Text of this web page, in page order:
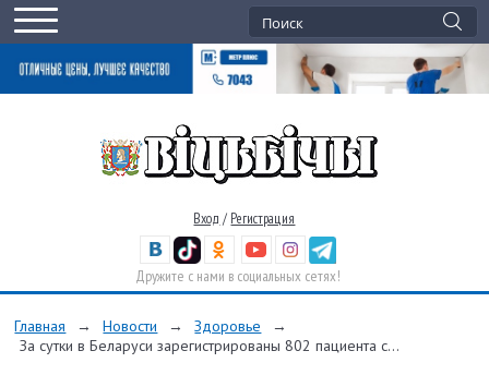
Вход / Регистрация
Дружите с нами в социальных сетях!
Главная → Новости → Здоровье
→
За сутки в Беларуси зарегистрированы 802 пациента с...